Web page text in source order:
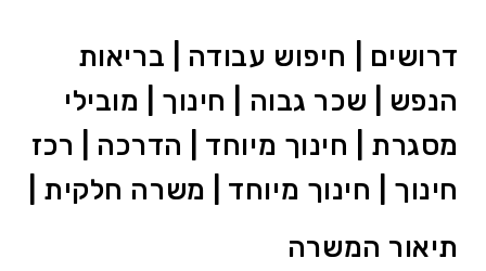
דרושים | חיפוש עבודה | בריאות
הנפש | שכר גבוה | חינוך | מובילי
מסגרת | חינוך מיוחד | הדרכה | רכז
חינוך | חינוך מיוחד | משרה חלקית |
תיאור המשרה